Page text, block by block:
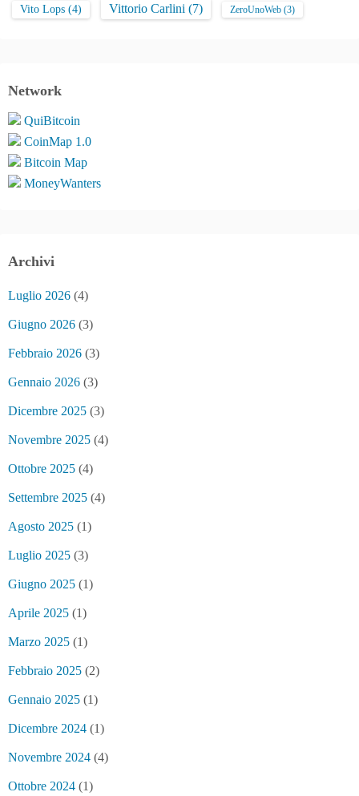
Vito Lops (4) Vittorio Carlini (7) ZeroUnoWeb (3)
Network
QuiBitcoin
CoinMap 1.0
Bitcoin Map
MoneyWanters
Archivi
Luglio 2026 (4)
Giugno 2026 (3)
Febbraio 2026 (3)
Gennaio 2026 (3)
Dicembre 2025 (3)
Novembre 2025 (4)
Ottobre 2025 (4)
Settembre 2025 (4)
Agosto 2025 (1)
Luglio 2025 (3)
Giugno 2025 (1)
Aprile 2025 (1)
Marzo 2025 (1)
Febbraio 2025 (2)
Gennaio 2025 (1)
Dicembre 2024 (1)
Novembre 2024 (4)
Ottobre 2024 (1)